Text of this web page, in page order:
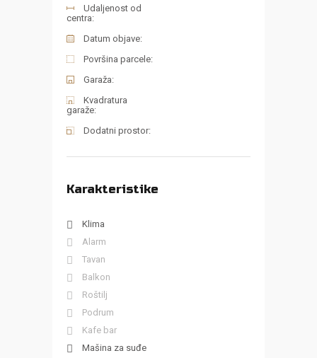
Udaljenost od
centra:
Datum objave:
Površina parcele:
Garaža:
Kvadratura
garaže:
Dodatni prostor:
Karakteristike
Klima
Alarm
Tavan
Balkon
Roštilj
Podrum
Kafe bar
Mašina za suđe